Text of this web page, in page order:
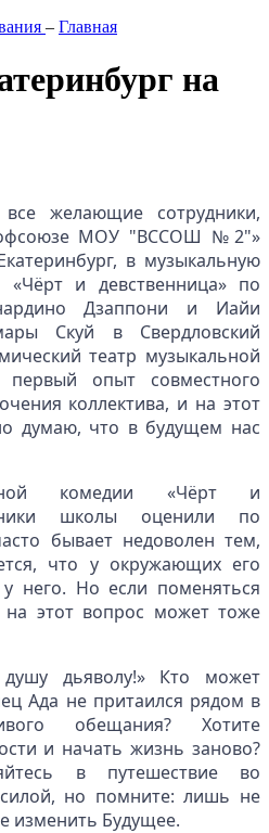
– Главная
на
желающие сотрудники,
МОУ "ВССОШ №2"»
в музыкальную
«Чёрт и девственница» по
Дзаппони и Иайи
Скуй в Свердловский
театр музыкальной
опыт совместного
коллектива, и на этот
думаю, что в будущем нас
комедии «Чёрт и
школы оценили по
бывает недоволен тем,
что у окружающих его
него. Но если поменяться
на этот вопрос может тоже
дьяволу!» Кто может
Ада не притаился рядом в
обещания? Хотите
и начать жизнь заново?
в путешествие во
но помните: лишь не
изменить Будущее.